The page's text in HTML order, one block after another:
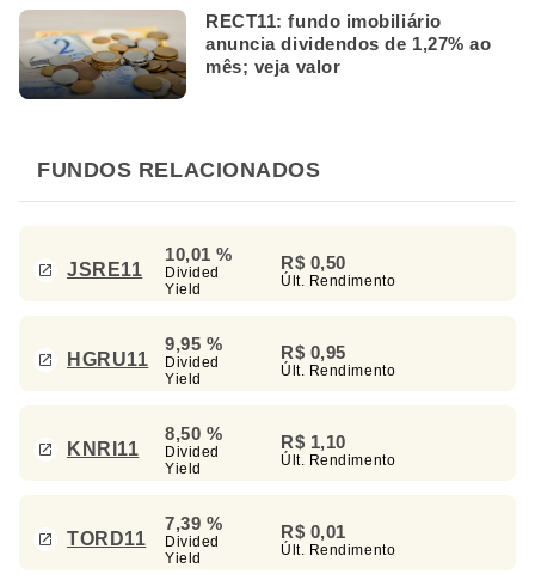
RECT11: fundo imobiliário
anuncia dividendos de 1,27% ao
mês; veja valor
FUNDOS RELACIONADOS
JSRE11
10,01 %
Divided
Yield
R$ 0,50
Últ. Rendimento
HGRU11
9,95 %
Divided
Yield
R$ 0,95
Últ. Rendimento
KNRI11
8,50 %
Divided
Yield
R$ 1,10
Últ. Rendimento
TORD11
7,39 %
Divided
Yield
R$ 0,01
Últ. Rendimento